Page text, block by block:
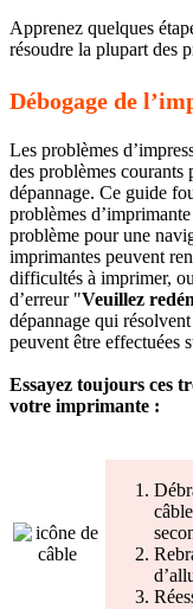
Apprenez quelques
résoudre la plupart des
Débogage de
Les problèmes
des problèmes courants
dépannage. Ce guide
problèmes
problème pour une
imprimantes peuvent
difficultés à imprimer,
d’erreur "Veuillez
dépannage qui
peuvent être effectuées
Essayez toujours ces
votre imprimante :